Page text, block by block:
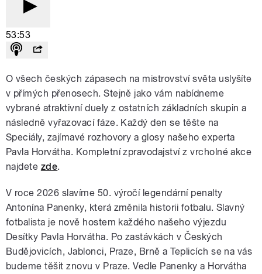
53:53
O všech českých zápasech na mistrovství světa uslyšíte
v přímých přenosech. Stejně jako vám nabídneme
vybrané atraktivní duely z ostatních základních skupin a
následně vyřazovací fáze. Každý den se těšte na
Speciály, zajímavé rozhovory a glosy našeho experta
Pavla Horvátha. Kompletní zpravodajství z vrcholné akce
najdete zde.
V roce 2026 slavíme 50. výročí legendární penalty
Antonína Panenky, která změnila historii fotbalu. Slavný
fotbalista je nově hostem každého našeho výjezdu
Desítky Pavla Horvátha. Po zastávkách v Českých
Budějovicích, Jablonci, Praze, Brně a Teplicích se na vás
budeme těšit znovu v Praze. Vedle Panenky a Horvátha